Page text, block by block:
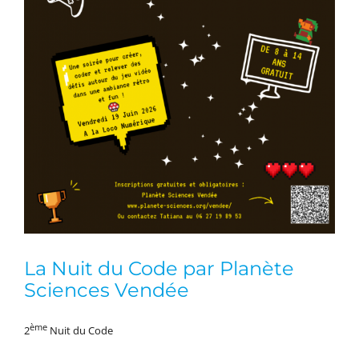
La Nuit du Code par Planète
Sciences Vendée
2ème Nuit du Code